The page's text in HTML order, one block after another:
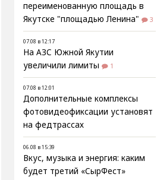
переименованную площадь в
Якутске "площадью Ленина"
3
07.08 в 12:17
На АЗС Южной Якутии
увеличили лимиты
1
07.08 в 12:01
Дополнительные комплексы
фотовидеофиксации установят
на федтрассах
06.08 в 15:39
Вкус, музыка и энергия: каким
будет третий «СырФест»